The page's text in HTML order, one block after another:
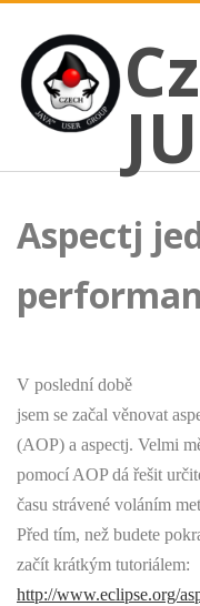
content
CZECH JAVA USER GROUP
Aspectj
V poslední době
jsem se začal věnovat
(AOP) a aspectj. Velmi
pomocí AOP dá řešit
času strávené voláním
Před tím, než budete
začít krátkým tutoriálem:
http://www.eclipse.org/